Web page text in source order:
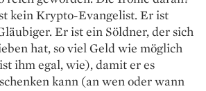
kein Krypto-Evangelist. Er ist
Er ist ein Söldner, der sich
hat, so viel Geld wie möglich
ihm egal, wie), damit er es
kann (an wen oder wann